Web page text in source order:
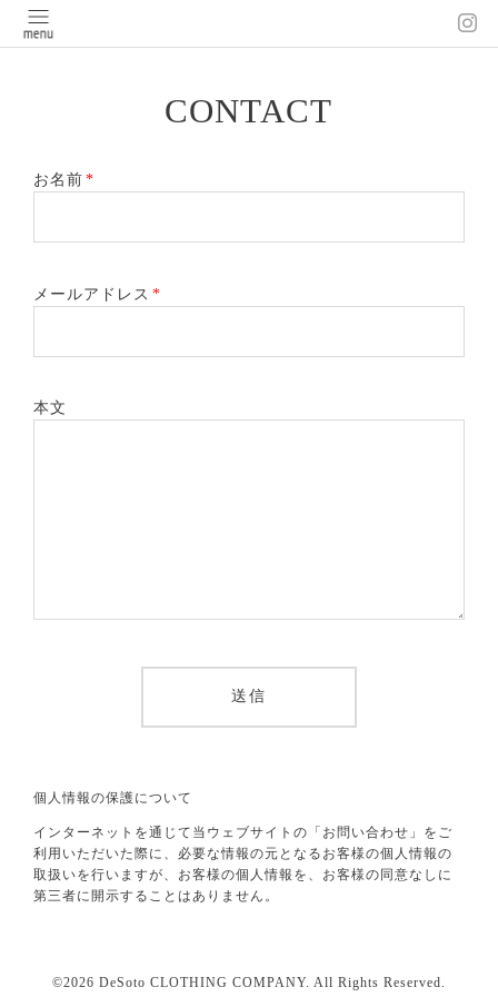
CONTACT
お名前 *
メールアドレス *
本文
個人情報の保護について
インターネットを通じて当ウェブサイトの「お問い合わせ」をご
利用いただいた際に、必要な情報の元となるお客様の個人情報の
取扱いを行いますが、お客様の個人情報を、お客様の同意なしに
第三者に開示することはありません。
©2026 DeSoto CLOTHING COMPANY. All Rights Reserved.